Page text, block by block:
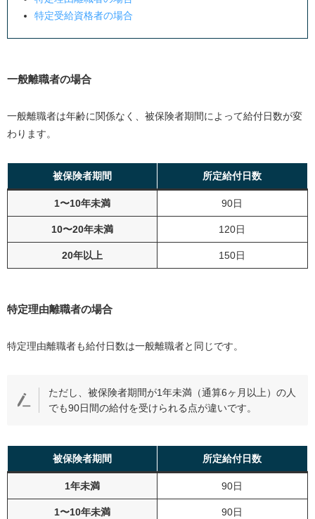
特定受給資格者の場合
一般離職者の場合
一般離職者は年齢に関係なく、被保険者期間によって給付日数が変
わります。
被保険者期間 所定給付日数
1〜10年未満 90日
10〜20年未満 120日
20年以上 150日
特定理由離職者の場合
特定理由離職者も給付日数は一般離職者と同じです。
ただし、被保険者期間が1年未満（通算6ヶ月以上）の人
でも90日間の給付を受けられる点が違いです。
被保険者期間 所定給付日数
1年未満 90日
1〜10年未満 90日